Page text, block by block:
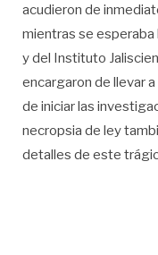
acudieron de
mientras se esperaba
y del Instituto
encargaron de llevar
de iniciar las
necropsia de ley
detalles de este